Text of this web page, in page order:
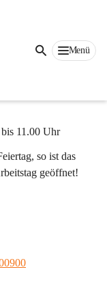
Menü
11.00 Uhr
so ist das
geöffnet!